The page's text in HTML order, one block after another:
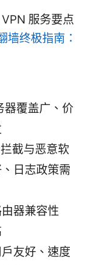
服务要点
终极指南：
覆盖广、价
截与恶意软
日志政策需
器兼容性
友好、速度